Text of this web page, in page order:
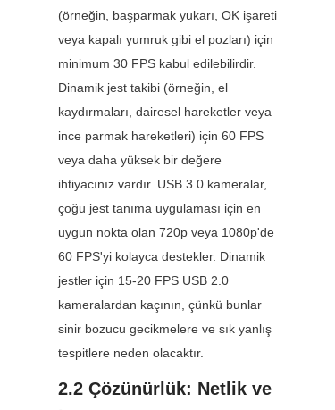
(örneğin, başparmak yukarı, OK işareti
veya kapalı yumruk gibi el pozları) için
minimum 30 FPS kabul edilebilirdir.
Dinamik jest takibi (örneğin, el
kaydırmaları, dairesel hareketler veya
ince parmak hareketleri) için 60 FPS
veya daha yüksek bir değere
ihtiyacınız vardır. USB 3.0 kameralar,
çoğu jest tanıma uygulaması için en
uygun nokta olan 720p veya 1080p'de
60 FPS'yi kolayca destekler. Dinamik
jestler için 15-20 FPS USB 2.0
kameralardan kaçının, çünkü bunlar
sinir bozucu gecikmelere ve sık yanlış
tespitlere neden olacaktır.
2.2 Çözünürlük: Netlik ve